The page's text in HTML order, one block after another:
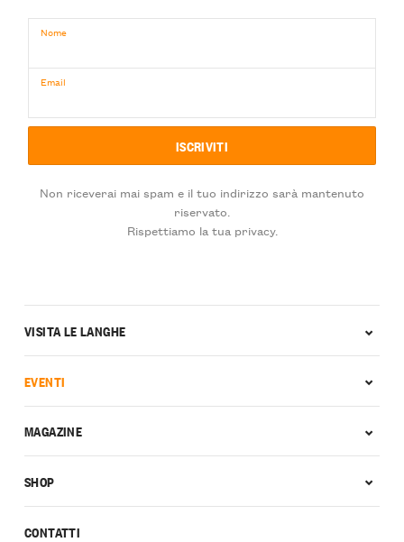
Nome
Email
Non riceverai mai spam e il tuo indirizzo sarà mantenuto
riservato.
Rispettiamo la tua privacy.
CONTATTI
VISITA LE LANGHE
EVENTI
MAGAZINE
SHOP